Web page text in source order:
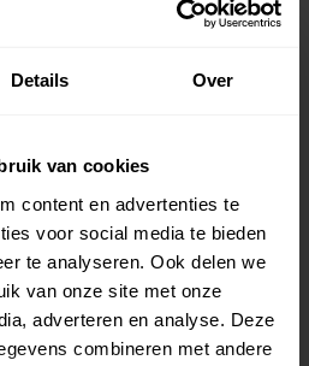
Details Over
van cookies
content en advertenties te
voor social media te bieden
te analyseren. Ook delen we
van onze site met onze
adverteren en analyse. Deze
combineren met andere
met onze Sportzoeker
is er altijd een sport
Sport zoeken